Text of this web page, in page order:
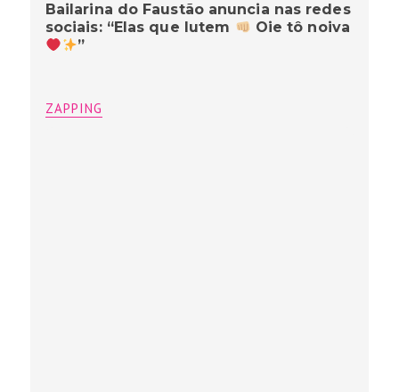
Bailarina do Faustão anuncia nas redes
sociais: “Elas que lutem
Oie tô noiva
”
ZAPPING